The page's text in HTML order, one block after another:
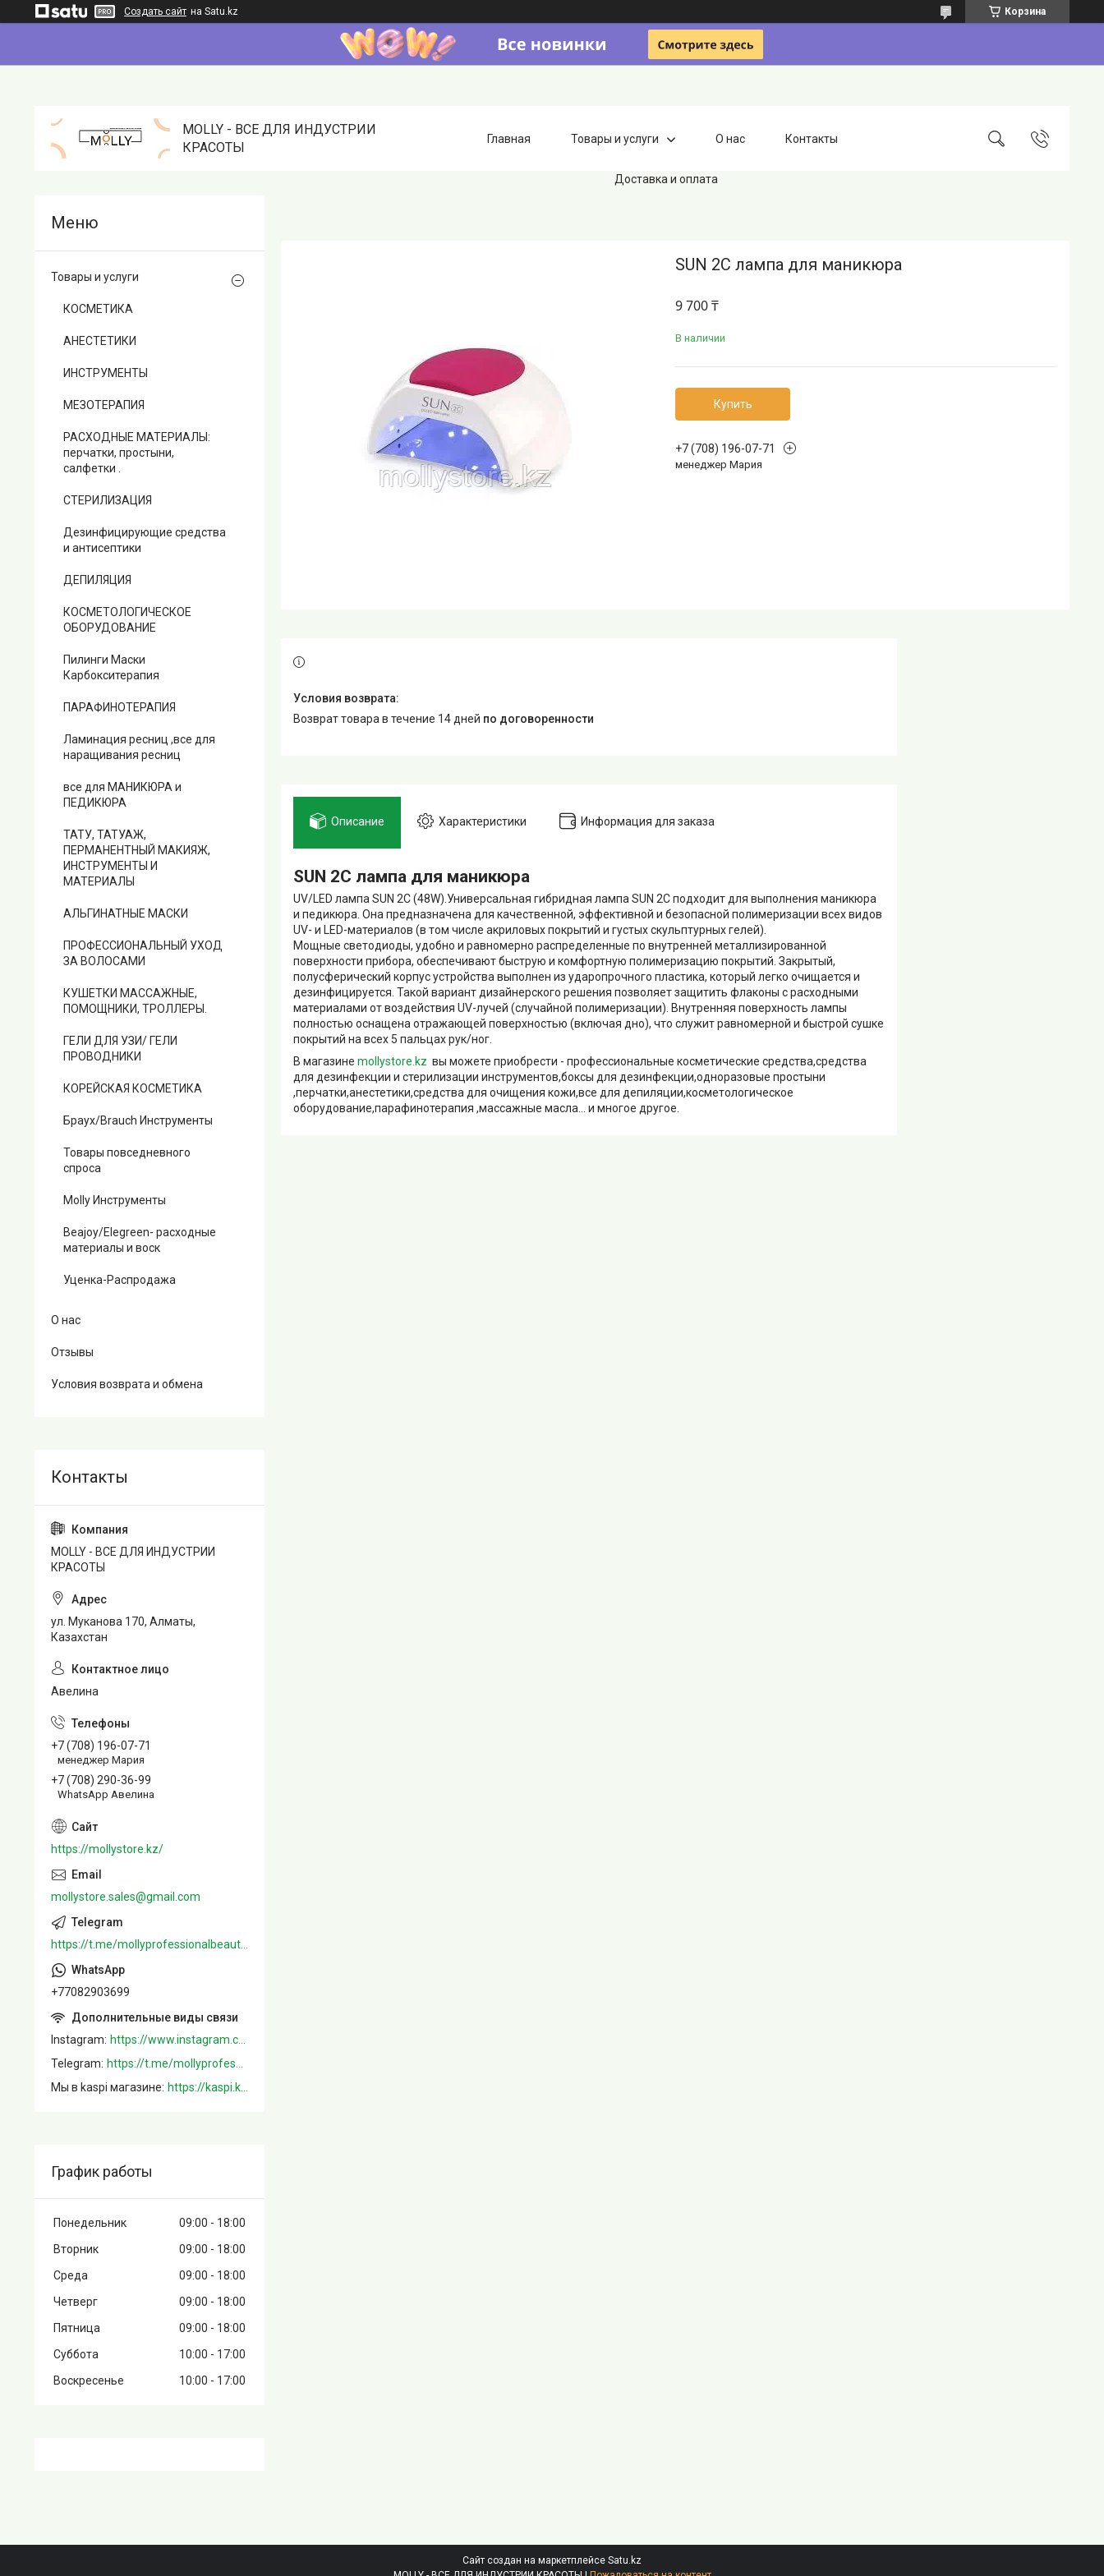
Создать сайт на Satu.kz Корзина
MOLLY - ВСЕ ДЛЯ ИНДУСТРИИ
КРАСОТЫ
Главная Товары и услуги О нас Контакты
Доставка и оплата
SUN 2C лампа для маникюра
9 700 ₸
В наличии
Купить
+7 (708) 196-07-71
менеджер Мария
возврат товара в течение 14 дней по договоренности
Описание Характеристики Информация для заказа
SUN 2C лампа для маникюра
UV/LED лампа SUN 2C (48W).Универсальная гибридная лампа SUN 2С подходит для выполнения маникюра
и педикюра. Она предназначена для качественной, эффективной и безопасной полимеризации всех видов
UV- и LED-материалов (в том числе акриловых покрытий и густых скульптурных гелей).
Мощные светодиоды, удобно и равномерно распределенные по внутренней металлизированной
поверхности прибора, обеспечивают быструю и комфортную полимеризацию покрытий. Закрытый,
полусферический корпус устройства выполнен из ударопрочного пластика, который легко очищается и
дезинфицируется. Такой вариант дизайнерского решения позволяет защитить флаконы с расходными
материалами от воздействия UV-лучей (случайной полимеризации). Внутренняя поверхность лампы
полностью оснащена отражающей поверхностью (включая дно), что служит равномерной и быстрой сушке
покрытий на всех 5 пальцах рук/ног.
В магазине mollystore.kz вы можете приобрести - профессиональные косметические средства,средства
для дезинфекции и стерилизации инструментов,боксы для дезинфекции,одноразовые простыни
,перчатки,анестетики,средства для очищения кожи,все для депиляции,косметологическое
оборудование,парафинотерапия ,массажные масла... и многое другое.
Товары и услуги
КОСМЕТИКА
АНЕСТЕТИКИ
ИНСТРУМЕНТЫ
МЕЗОТЕРАПИЯ
РАСХОДНЫЕ МАТЕРИАЛЫ:
перчатки, простыни,
салфетки .
СТЕРИЛИЗАЦИЯ
Дезинфицирующие средства
и антисептики
ДЕПИЛЯЦИЯ
КОСМЕТОЛОГИЧЕСКОЕ
ОБОРУДОВАНИЕ
Пилинги Маски
Карбокситерапия
ПАРАФИНОТЕРАПИЯ
Ламинация ресниц ,все для
наращивания ресниц
все для МАНИКЮРА и
ПЕДИКЮРА
ТАТУ, ТАТУАЖ,
ПЕРМАНЕНТНЫЙ МАКИЯЖ,
ИНСТРУМЕНТЫ И
МАТЕРИАЛЫ
АЛЬГИНАТНЫЕ МАСКИ
ПРОФЕССИОНАЛЬНЫЙ УХОД
ЗА ВОЛОСАМИ
КУШЕТКИ МАССАЖНЫЕ,
ПОМОЩНИКИ, ТРОЛЛЕРЫ.
ГЕЛИ ДЛЯ УЗИ/ ГЕЛИ
ПРОВОДНИКИ
КОРЕЙСКАЯ КОСМЕТИКА
Браух/Brauch Инструменты
Товары повседневного
спроса
Molly Инструменты
Beajoy/Elegreen- расходные
материалы и воск
Уценка-Распродажа
О нас
Отзывы
Условия возврата и обмена
MOLLY - ВСЕ ДЛЯ ИНДУСТРИИ
КРАСОТЫ
ул. Муканова 170, Алматы,
Казахстан
Авелина
+7 (708) 196-07-71
менеджер Мария
+7 (708) 290-36-99
WhatsApp Авелина
https://mollystore.kz/
mollystore.sales@gmail.com
+77082903699
Instagram
Telegram
Мы в kaspi магазине
График работы
Понедельник 09:00
18:00
Вторник
09:00
18:00
Среда
09:00
18:00
Четверг
09:00
18:00
Пятница
09:00
18:00
Суббота
10:00
17:00
Воскресенье
10:00 17:00
Сайт создан на маркетплейсе Satu.kz